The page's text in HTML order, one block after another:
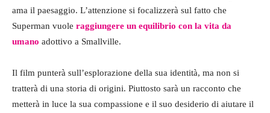
ama il paesaggio. L’attenzione si focalizzerà sul fatto che
Superman vuole raggiungere un equilibrio con la vita da
umano adottivo a Smallville.
Il film punterà sull’esplorazione della sua identità, ma non si
tratterà di una storia di origini. Piuttosto sarà un racconto che
metterà in luce la sua compassione e il suo desiderio di aiutare il